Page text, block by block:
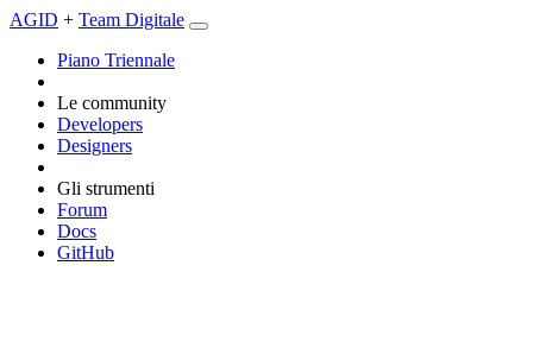
AGID + Team Digitale
Piano Triennale
Le community
Developers
Designers
Gli strumenti
Forum
Docs
GitHub